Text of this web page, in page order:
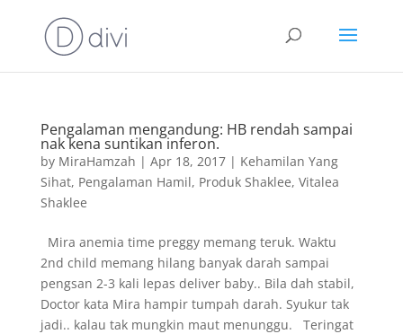
Pengalaman mengandung: HB rendah sampai
nak kena suntikan inferon.
by MiraHamzah | Apr 18, 2017| Kehamilan Yang
Sihat, Pengalaman Hamil, Produk Shaklee, Vitalea
Shaklee
Mira anemia time preggy memang teruk. Waktu
2nd child memang hilang banyak darah sampai
pengsan 2-3 kali lepas deliver baby.. Bila dah stabil,
Doctor kata Mira hampir tumpah darah. Syukur tak
jadi.. kalau tak mungkin maut menunggu. Teringat